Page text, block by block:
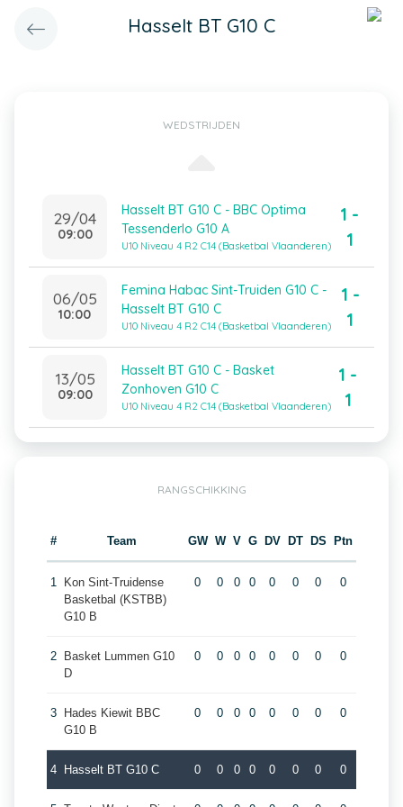
Hasselt BT G10 C
WEDSTRIJDEN
29/04
09:00
Hasselt BT G10 C - BBC Optima
Tessenderlo G10 A
U10 Niveau 4 R2 C14 (Basketbal Vlaanderen)
1 -
1
06/05
10:00
Femina Habac Sint-Truiden G10 C -
Hasselt BT G10 C
U10 Niveau 4 R2 C14 (Basketbal Vlaanderen)
1 -
1
13/05
09:00
Hasselt BT G10 C - Basket
Zonhoven G10 C
U10 Niveau 4 R2 C14 (Basketbal Vlaanderen)
1 -
1
RANGSCHIKKING
# Team GW W V G DV DT DS Ptn
1
Kon Sint-Truidense
Basketbal (KSTBB)
G10 B
0 0 0 0 0 0 0 0
2
Basket Lummen G10
D
0 0 0 0 0 0 0 0
3
Hades Kiewit BBC
G10 B
0 0 0 0 0 0 0 0
4 Hasselt BT G10 C 0 0 0 0 0 0 0 0